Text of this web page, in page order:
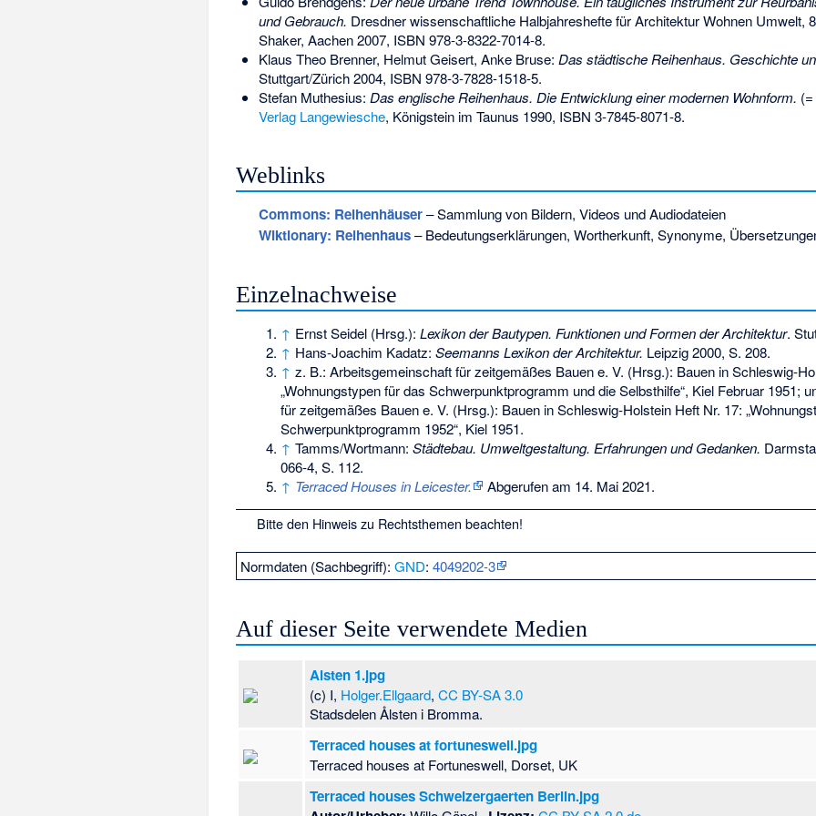
und Gebrauch. Dresdner wissenschaftliche Halbjahreshefte für Architektur Wohnen Umwelt,
Shaker, Aachen 2007, ISBN 978-3-8322-7014-8.
Klaus Theo Brenner, Helmut Geisert, Anke Bruse: Das städtische Reihenhaus. Geschichte
Stuttgart/Zürich 2004, ISBN 978-3-7828-1518-5.
Stefan Muthesius: Das englische Reihenhaus. Die Entwicklung einer modernen Wohnform. (=
Verlag Langewiesche, Königstein im Taunus 1990, ISBN 3-7845-8071-8.
Weblinks
Commons: Reihenhäuser– Sammlung von Bildern, Videos und Audiodateien
Wiktionary: Reihenhaus– Bedeutungserklärungen, Wortherkunft, Synonyme,
Einzelnachweise
↑ Ernst Seidel (Hrsg.): Lexikon der Bautypen. Funktionen und Formen der Architektur.
↑ Hans-Joachim Kadatz: Seemanns Lexikon der Architektur. Leipzig 2000, S. 208.
↑ z. B.: Arbeitsgemeinschaft für zeitgemäßes Bauen e. V. (Hrsg.): Bauen in Schleswig-
„Wohnungstypen für das Schwerpunktprogramm und die Selbsthilfe“, Kiel Februar 1951;
für zeitgemäßes Bauen e. V. (Hrsg.): Bauen in Schleswig-Holstein Heft Nr. 17:
Schwerpunktprogramm 1952“, Kiel 1951.
↑ Tamms/Wortmann: Städtebau. Umweltgestaltung. Erfahrungen und Gedanken.
066-4, S. 112.
↑ Terraced Houses in Leicester. Abgerufen am 14. Mai 2021.
Bitte den Hinweis zu Rechtsthemen beachten!
Normdaten (Sachbegriff):GND:4049202-3
Auf dieser Seite verwendete Medien
Alsten 1.jpg
(c) I, Holger.Ellgaard,CC BY-SA 3.0
Stadsdelen Ålsten i Bromma.
Terraced houses at fortuneswell.jpg
Terraced houses at Fortuneswell, Dorset, UK
Terraced houses Schweizergaerten Berlin.jpg